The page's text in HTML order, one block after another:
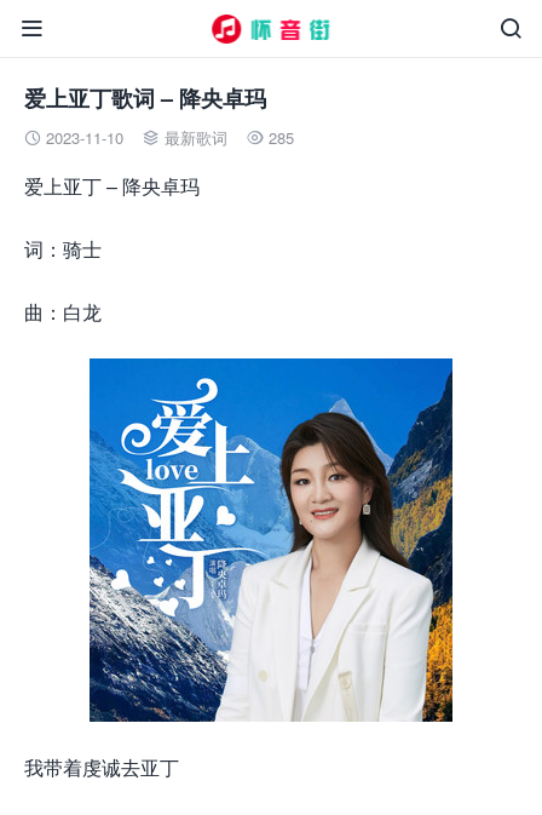


爱上亚丁歌词 – 降央卓玛
 2023-11-10  最新歌词  285
爱上亚丁 – 降央卓玛
词：骑士
曲：白龙
我带着虔诚去亚丁